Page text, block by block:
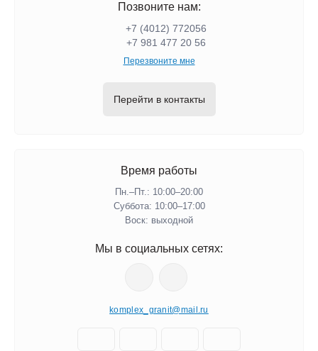
Позвоните нам:
+7 (4012) 772056
+7 981 477 20 56
Перезвоните мне
Перейти в контакты
Время работы
Пн.–Пт.: 10:00–20:00​​
Суббота: 10:00–17:00
​Воск: выходной
Мы в социальных сетях:
komplex_granit@mail.ru